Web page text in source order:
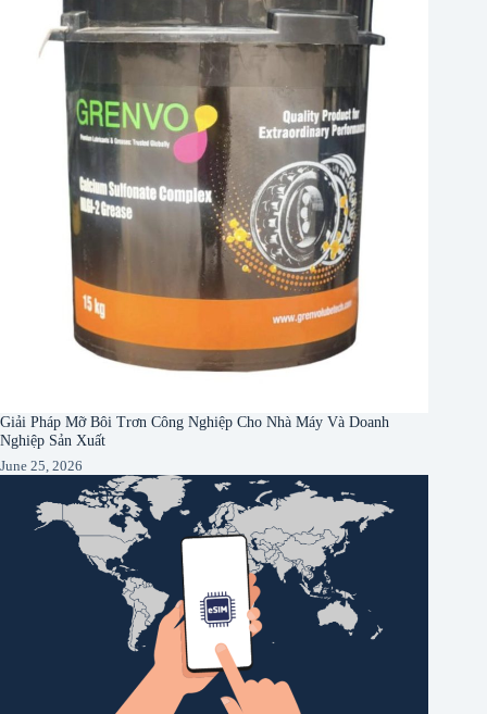
Giải Pháp Mỡ Bôi Trơn Công Nghiệp Cho Nhà Máy Và Doanh
Nghiệp Sản Xuất
June 25, 2026